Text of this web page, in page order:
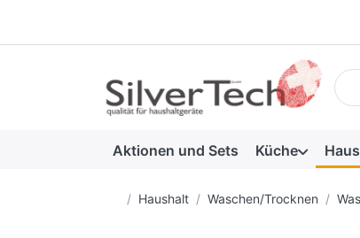
Aktionen und Sets Küche
Startseite
Haushalt Waschen/Trocknen